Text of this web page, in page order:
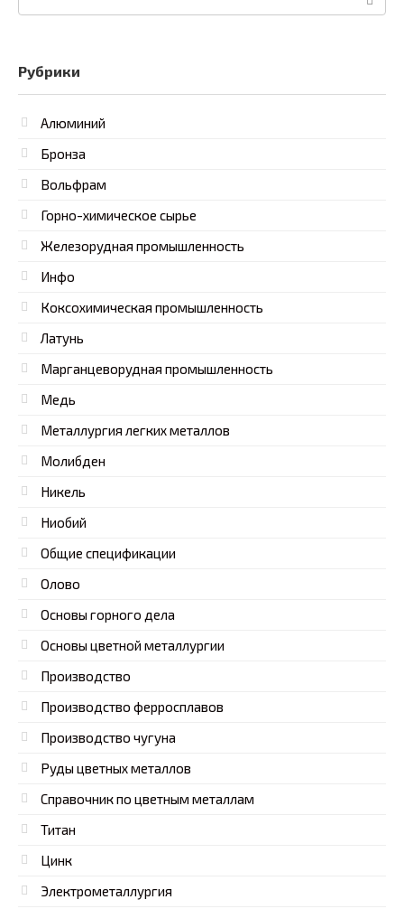
Рубрики
Алюминий
Бронза
Вольфрам
Горно-химическое сырье
Железорудная промышленность
Инфо
Коксохимическая промышленность
Латунь
Марганцеворудная промышленность
Медь
Металлургия легких металлов
Молибден
Никель
Ниобий
Общие спецификации
Олово
Основы горного дела
Основы цветной металлургии
Производство
Производство ферросплавов
Производство чугуна
Руды цветных металлов
Справочник по цветным металлам
Титан
Цинк
Электрометаллургия